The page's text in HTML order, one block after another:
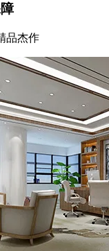
品杰作